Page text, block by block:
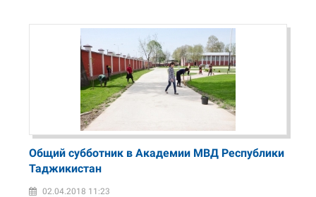
Общий субботник в Академии МВД Республики
Таджикистан
02.04.2018 11:23